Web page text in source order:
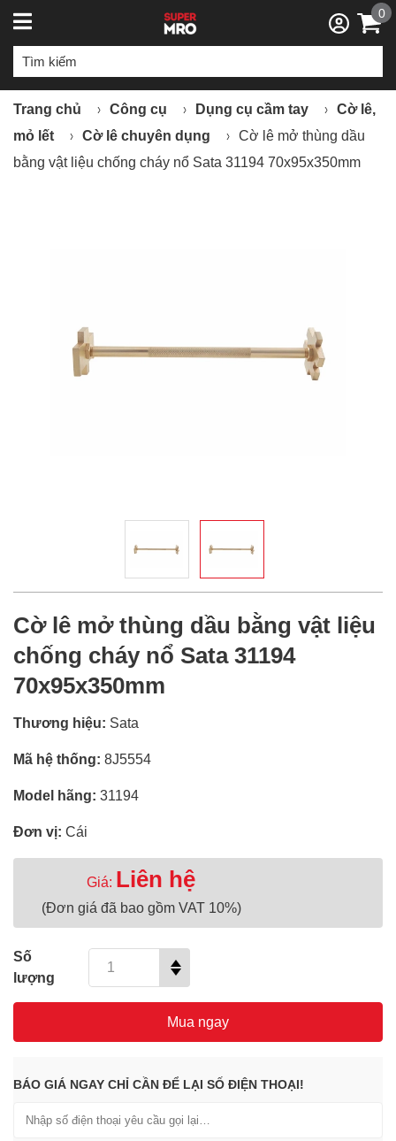
0
Trang chủ Công cụ Dụng cụ cầm tay
Cờ lê,
mỏ lết
Cờ lê chuyên dụng
Cờ lê mở thùng dầu
bằng vật liệu chống cháy nổ Sata 31194 70x95x350mm
Cờ lê mở thùng dầu bằng vật liệu
chống cháy nổ Sata 31194
70x95x350mm
Thương hiệu: Sata
Mã hệ thống: 8J5554
Model hãng: 31194
Đơn vị: Cái
Giá: Liên hệ
(Đơn giá đã bao gồm VAT 10%)
Số
lượng
Mua ngay
BÁO GIÁ NGAY CHỈ CẦN ĐỂ LẠI SỐ ĐIỆN THOẠI!